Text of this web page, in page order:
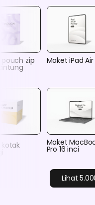
zip Maket iPad Air
Maket
Pro 16 inci
Lihat